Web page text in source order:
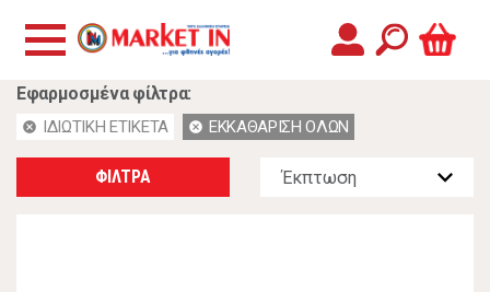
Εφαρμοσμένα φίλτρα:
cancel ΙΔΙΩΤΙΚΗ ΕΤΙΚΕΤΑ cancel ΕΚΚΑΘΑΡΙΣΗ ΟΛΩΝ
ΦΙΛΤΡΑ